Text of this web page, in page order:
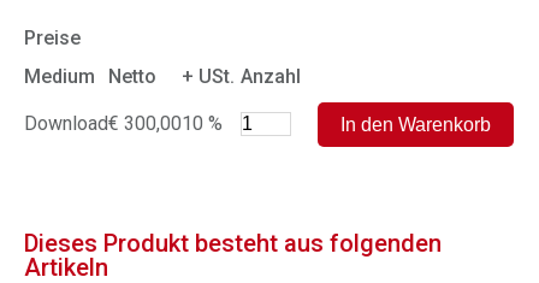
Preise
Medium
Netto + USt. Anzahl
Download€ 300,0010 %
Dieses Produkt besteht aus folgenden
Artikeln